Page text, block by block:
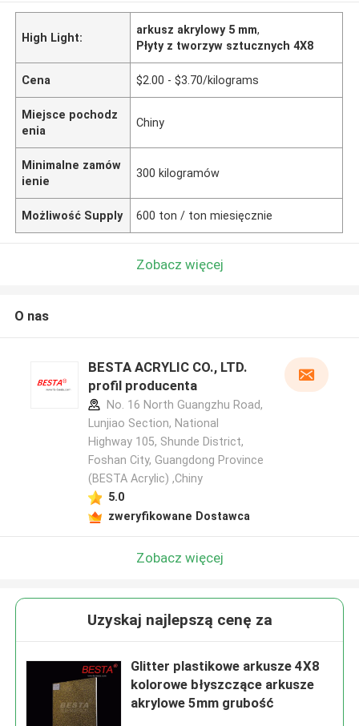
High Light:
arkusz akrylowy 5 mm,
Płyty z tworzyw sztucznych 4X8
Cena $2.00 - $3.70/kilograms
Miejsce pochodz
enia
Chiny
Minimalne zamów
ienie
300 kilogramów
Możliwość Supply 600 ton / ton miesięcznie
Zobacz więcej
O nas
BESTA ACRYLIC CO., LTD.
profil producenta
No. 16 North Guangzhu Road,
Lunjiao Section, National
Highway 105, Shunde District,
Foshan City, Guangdong Province
(BESTA Acrylic) ,Chiny
5.0
zweryfikowane Dostawca
Zobacz więcej
Uzyskaj najlepszą cenę za
Glitter plastikowe arkusze 4X8
kolorowe błyszczące arkusze
akrylowe 5mm grubość